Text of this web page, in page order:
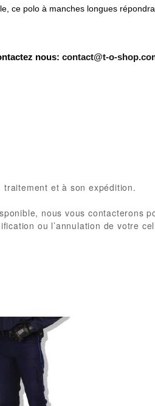
ce polo à manches longues
nous: contact@t-o-
et à son expédition.
nous vous contacterons
ou l’annulation de votre